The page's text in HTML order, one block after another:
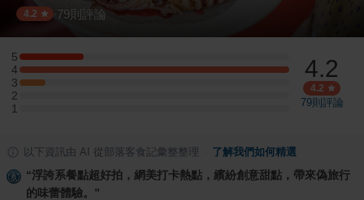
4.2 79則評論
5
5 星：5 則評論
4
4 星：21 則評論
3
3 星：2 則評論
2
2 星：0 則評論
1
1 星：0 則評論
4.2
4.2
79則評論
以下資訊由 AI 從部落客食記彙整整理 了解我們如何精選
“浮誇系餐點超好拍，網美打卡熱點，繽紛創意甜點，帶來偽旅行
的味蕾體驗。 ”